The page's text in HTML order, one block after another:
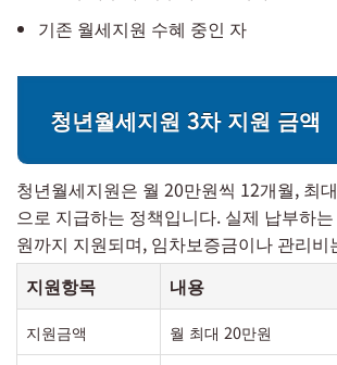
기존 월세지원 수혜 중인 자
청년월세지원 3차 지원 금액
청년월세지원은 월 20만원씩 12개월, 최
으로 지급하는 정책입니다. 실제 납부하
원까지 지원되며, 임차보증금이나 관리비
지원항목
내용
지원금액
월 최대 20만원